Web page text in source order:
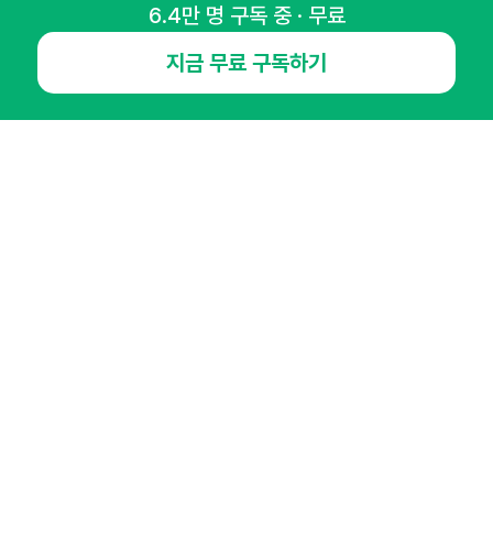
6.4만 명 구독 중 · 무료
지금 무료 구독하기